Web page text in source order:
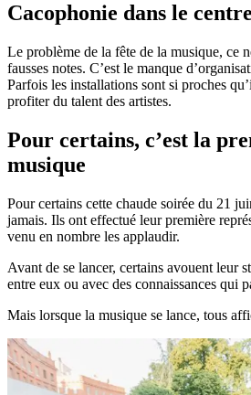
Cacophonie dans le
Le problème de la fête de la musique, ce
fausses notes. C’est le manque
Parfois les installations sont si proches
profiter du talent des artistes.
Pour certains, c’est la
musique
Pour certains cette chaude soirée du 21
jamais. Ils ont effectué leur première
venu en nombre les applaudir.
Avant de se lancer, certains avouent leur
entre eux ou avec des connaissances qui
Mais lorsque la musique se lance, tous